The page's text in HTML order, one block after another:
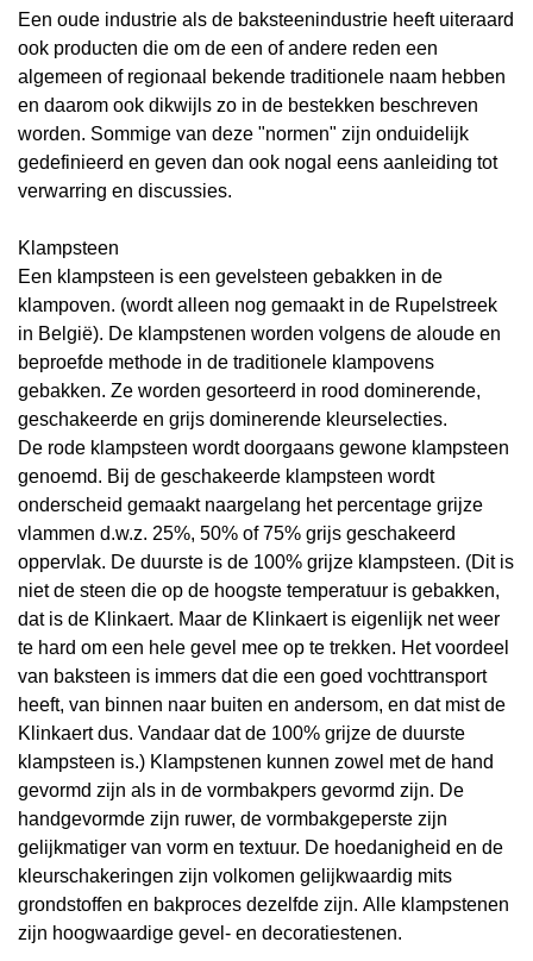
Een oude industrie als de baksteenindustrie heeft uiteraard
ook producten die om de een of andere reden een
algemeen of regionaal bekende traditionele naam hebben
en daarom ook dikwijls zo in de bestekken beschreven
worden. Sommige van deze "normen" zijn onduidelijk
gedefinieerd en geven dan ook nogal eens aanleiding tot
verwarring en discussies.
Klampsteen
Een klampsteen is een gevelsteen gebakken in de
klampoven. (wordt alleen nog gemaakt in de Rupelstreek
in België). De klampstenen worden volgens de aloude en
beproefde methode in de traditionele klampovens
gebakken. Ze worden gesorteerd in rood dominerende,
geschakeerde en grijs dominerende kleurselecties.
De rode klampsteen wordt doorgaans gewone klampsteen
genoemd. Bij de geschakeerde klampsteen wordt
onderscheid gemaakt naargelang het percentage grijze
vlammen d.w.z. 25%, 50% of 75% grijs geschakeerd
oppervlak. De duurste is de 100% grijze klampsteen. (Dit is
niet de steen die op de hoogste temperatuur is gebakken,
dat is de Klinkaert. Maar de Klinkaert is eigenlijk net weer
te hard om een hele gevel mee op te trekken. Het voordeel
van baksteen is immers dat die een goed vochttransport
heeft, van binnen naar buiten en andersom, en dat mist de
Klinkaert dus. Vandaar dat de 100% grijze de duurste
klampsteen is.) Klampstenen kunnen zowel met de hand
gevormd zijn als in de vormbakpers gevormd zijn. De
handgevormde zijn ruwer, de vormbakgeperste zijn
gelijkmatiger van vorm en textuur. De hoedanigheid en de
kleurschakeringen zijn volkomen gelijkwaardig mits
grondstoffen en bakproces dezelfde zijn. Alle klampstenen
zijn hoogwaardige gevel- en decoratiestenen.